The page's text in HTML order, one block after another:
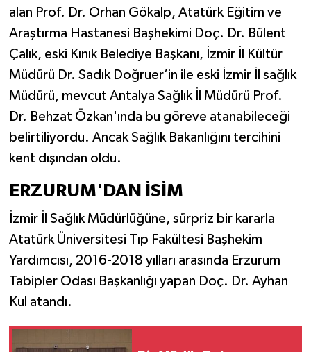
alan Prof. Dr. Orhan Gökalp, Atatürk Eğitim ve
Araştırma Hastanesi Başhekimi Doç. Dr. Bülent
Çalık, eski Kınık Belediye Başkanı, İzmir İl Kültür
Müdürü Dr. Sadık Doğruer’in ile eski İzmir İl sağlık
Müdürü, mevcut Antalya Sağlık İl Müdürü Prof.
Dr. Behzat Özkan'ında bu göreve atanabileceği
belirtiliyordu. Ancak Sağlık Bakanlığını tercihini
kent dışından oldu.
ERZURUM'DAN İSİM
İzmir İl Sağlık Müdürlüğüne, sürpriz bir kararla
Atatürk Üniversitesi Tıp Fakültesi Başhekim
Yardımcısı, 2016-2018 yılları arasında Erzurum
Tabipler Odası Başkanlığı yapan Doç. Dr. Ayhan
Kul atandı.